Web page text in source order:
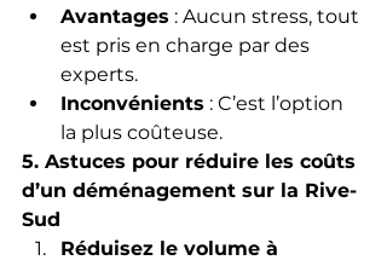
Avantages : Aucun stress, tout
est pris en charge par des
experts.
Inconvénients : C’est l’option
la plus coûteuse.
5. Astuces pour réduire les coûts
d’un déménagement sur la Rive-
Sud
Réduisez le volume à